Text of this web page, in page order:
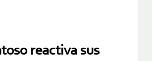
reactiva sus